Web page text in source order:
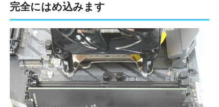
完全にはめ込みます